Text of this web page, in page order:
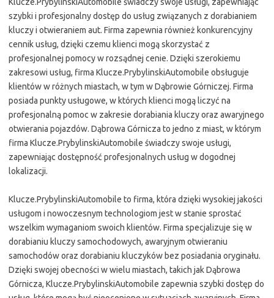
Klucze.PrybylinskiAutomobile świadczy swoje usługi, zapewniając
szybki i profesjonalny dostęp do usług związanych z dorabianiem
kluczy i otwieraniem aut. Firma zapewnia również konkurencyjny
cennik usług, dzięki czemu klienci mogą skorzystać z
profesjonalnej pomocy w rozsądnej cenie. Dzięki szerokiemu
zakresowi usług, firma Klucze.PrybylinskiAutomobile obsługuje
klientów w różnych miastach, w tym w Dąbrowie Górniczej. Firma
posiada punkty usługowe, w których klienci mogą liczyć na
profesjonalną pomoc w zakresie dorabiania kluczy oraz awaryjnego
otwierania pojazdów. Dąbrowa Górnicza to jedno z miast, w którym
firma Klucze.PrybylinskiAutomobile świadczy swoje usługi,
zapewniając dostępność profesjonalnych usług w dogodnej
lokalizacji.
Klucze.PrybylinskiAutomobile to firma, która dzięki wysokiej jakości
usługom i nowoczesnym technologiom jest w stanie sprostać
wszelkim wymaganiom swoich klientów. Firma specjalizuje się w
dorabianiu kluczy samochodowych, awaryjnym otwieraniu
samochodów oraz dorabianiu kluczyków bez posiadania oryginału.
Dzięki swojej obecności w wielu miastach, takich jak Dąbrowa
Górnicza, Klucze.PrybylinskiAutomobile zapewnia szybki dostęp do